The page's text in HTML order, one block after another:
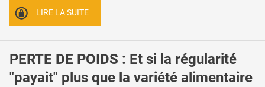
LIRE LA SUITE
PERTE DE POIDS : Et si la régularité
"payait" plus que la variété alimentaire